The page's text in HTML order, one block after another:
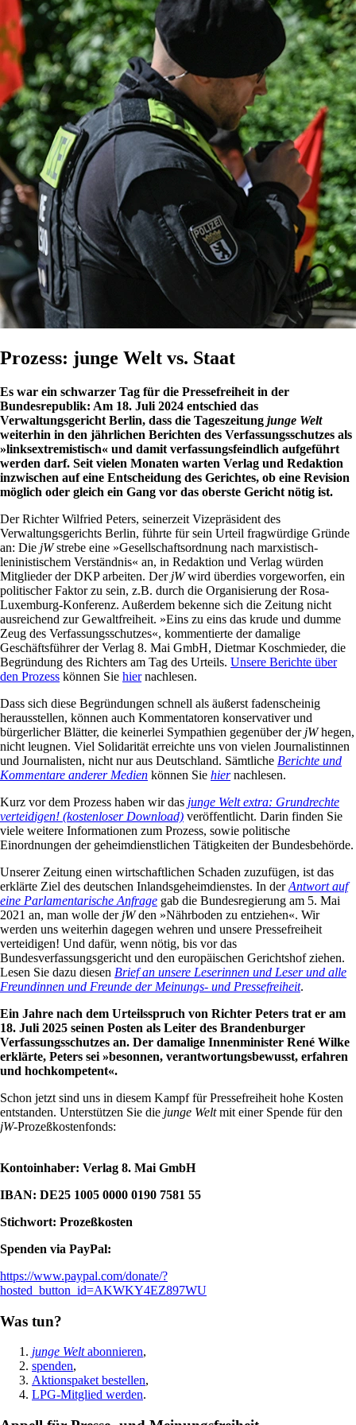
Prozess: junge Welt vs. Staat
Es war ein schwarzer Tag für die Pressefreiheit in der
Bundesrepublik: Am 18. Juli 2024 entschied das
Verwaltungsgericht Berlin, dass die Tageszeitung junge Welt
weiterhin in den jährlichen Berichten des Verfassungsschutzes als
»linksextremistisch« und damit verfassungsfeindlich aufgeführt
werden darf. Seit vielen Monaten warten Verlag und Redaktion
inzwischen auf eine Entscheidung des Gerichtes, ob eine Revision
möglich oder gleich ein Gang vor das oberste Gericht nötig ist.
Der Richter Wilfried Peters, seinerzeit Vizepräsident des
Verwaltungsgerichts Berlin, führte für sein Urteil fragwürdige Gründe
an: Die jWstrebe eine »Gesellschaftsordnung nach marxistisch-
leninistischem Verständnis« an, in Redaktion und Verlag würden
Mitglieder der DKP arbeiten. Der jWwird überdies vorgeworfen, ein
politischer Faktor zu sein, z.B. durch die Organisierung der Rosa-
Luxemburg-Konferenz. Außerdem bekenne sich die Zeitung nicht
ausreichend zur Gewaltfreiheit. »Eins zu eins das krude und dumme
Zeug des Verfassungsschutzes«, kommentierte der damalige
Geschäftsführer der Verlag 8. Mai GmbH, Dietmar Koschmieder, die
Begründung des Richters am Tag des Urteils. Unsere Berichte über
den Prozess können Sie hiernachlesen.
Dass sich diese Begründungen schnell als äußerst fadenscheinig
herausstellen, können auch Kommentatoren konservativer und
bürgerlicher Blätter, die keinerlei Sympathien gegenüber der jWhegen,
nicht leugnen. Viel Solidarität erreichte uns von vielen Journalistinnen
und Journalisten, nicht nur aus Deutschland. Sämtliche Berichte und
Kommentare anderer Medien können Sie hiernachlesen.
Kurz vor dem Prozess haben wir das junge Weltextra: Grundrechte
verteidigen! (kostenloser Download) veröffentlicht. Darin finden Sie
viele weitere Informationen zum Prozess, sowie politische
Einordnungen der geheimdienstlichen Tätigkeiten der Bundesbehörde.
Unserer Zeitung einen wirtschaftlichen Schaden zuzufügen, ist das
erklärte Ziel des deutschen Inlandsgeheimdienstes. In derAntwort auf
eine Parlamentarische Anfrage gab die Bundesregierung am 5. Mai
2021 an, man wolle der jWden »Nährboden zu entziehen«. Wir
werden uns weiterhin dagegen wehren und unsere Pressefreiheit
verteidigen! Und dafür, wenn nötig, bis vor das
Bundesverfassungsgericht und den europäischen Gerichtshof ziehen.
Lesen Sie dazu diesen Brief an unsere Leserinnen und Leser und alle
Freundinnen und Freunde der Meinungs- und Pressefreiheit.
Ein Jahre nach dem Urteilsspruch von Richter Peters trat er am
18. Juli 2025 seinen Posten als Leiter des Brandenburger
Verfassungsschutzes an. Der damalige Innenminister René Wilke
erklärte, Peters sei »besonnen, verantwortungsbewusst, erfahren
und hochkompetent«.
Schon jetzt sind uns in diesem Kampf für Pressefreiheit hohe Kosten
entstanden. Unterstützen Sie die junge Weltmit einer Spende für den
jW-Prozeßkostenfonds:
Kontoinhaber: Verlag 8. Mai GmbH
IBAN: DE25 1005 0000 0190 7581 55
Stichwort: Prozeßkosten
Spenden via PayPal:
https://www.paypal.com/donate/?
hosted_button_id=AKWKY4EZ897WU
Was tun?
junge Weltabonnieren,
spenden,
Aktionspaket bestellen,
LPG-Mitglied werden.